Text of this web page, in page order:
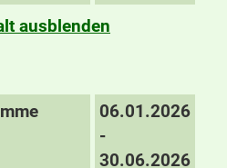
ausblenden
06.01.2026
-
30.06.2026